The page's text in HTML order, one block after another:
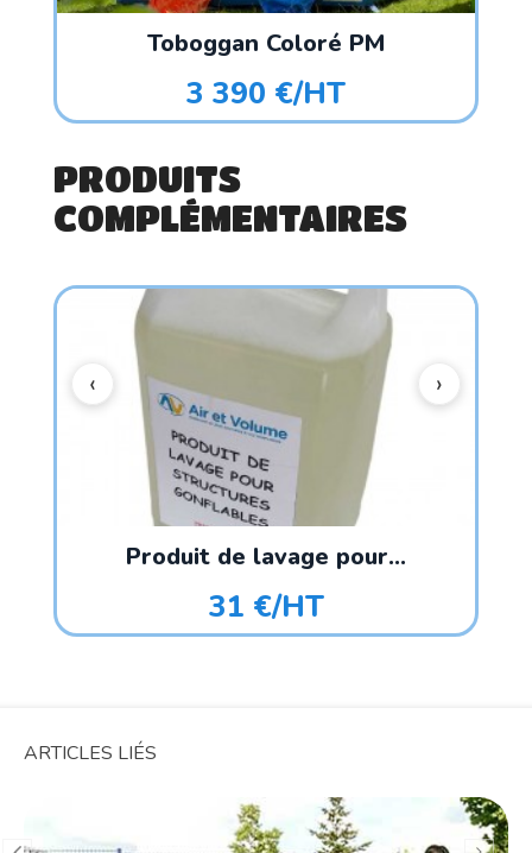
Toboggan Coloré PM
3 390 €/HT
PRODUITS
COMPLÉMENTAIRES
Produit de lavage pour...
31 €/HT
ARTICLES LIÉS